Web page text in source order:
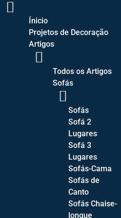
ENTREGA GRATUITA
TAPETES/MA
REFLEX QUARTZ
Ínicio
Projetos de Decoração
Artigos
Todos os Artigos
Sofás
Sofás
Sofá 2
Lugares
Sofá 3
Lugares
Sofás-Cama
Sofás de
Canto
Sofás Chaise-
longue